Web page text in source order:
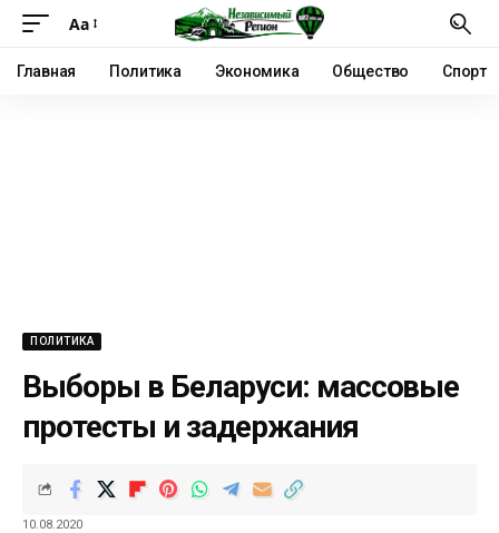
Аа
Главная Политика Экономика Общество Спорт
ПОЛИТИКА
Выборы в Беларуси: массовые
протесты и задержания
10.08.2020